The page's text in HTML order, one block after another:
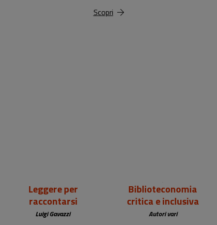
Scopri
Leggere per
raccontarsi
Luigi Gavazzi
Biblioteconomia
critica e inclusiva
Autori vari